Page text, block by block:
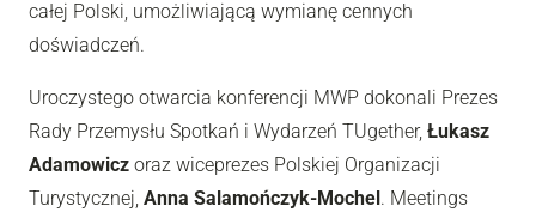
całej Polski, umożliwiającą wymianę cennych
doświadczeń.
Uroczystego otwarcia konferencji MWP dokonali Prezes
Rady Przemysłu Spotkań i Wydarzeń TUgether, Łukasz
Adamowicz oraz wiceprezes Polskiej Organizacji
Turystycznej, Anna Salamończyk-Mochel. Meetings